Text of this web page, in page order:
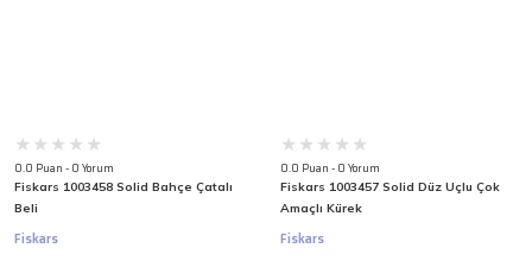
0.0 Puan - 0 Yorum
Fiskars 1003458 Solid Bahçe Çatalı
Beli
Fiskars
0.0 Puan - 0 Yorum
Fiskars 1003457 Solid Düz Uçlu Çok
Amaçlı Kürek
Fiskars